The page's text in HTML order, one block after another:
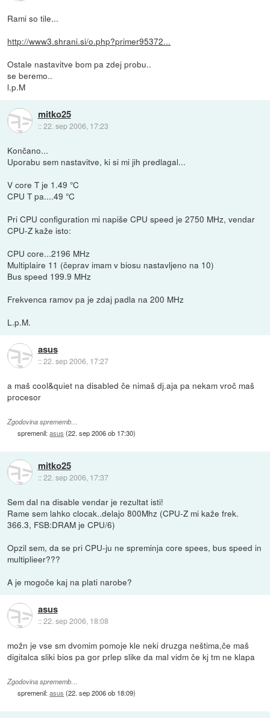
Rami so tile...
http://www3.shrani.si/o.php?primer95372...
Ostale nastavitve bom pa zdej probu..
se beremo..
l.p.M
mitko25
::22. sep 2006, 17:23
Končano...
Uporabu sem nastavitve, ki si mi jih predlagal...
V core T je 1.49 °C
CPU T pa....49 °C
Pri CPU configuration mi napiše CPU speed je 2750 MHz, vendar
CPU-Z kaže isto:
CPU core...2196 MHz
Multiplaire 11 (čeprav imam v biosu nastavljeno na 10)
Bus speed 199.9 MHz
Frekvenca ramov pa je zdaj padla na 200 MHz
L.p.M.
asus
::22. sep 2006, 17:27
a maš cool&quiet na disabled če nimaš dj.aja pa nekam vroč maš
procesor
Zgodovina sprememb…
spremenil:asus (22. sep 2006 ob 17:30)
mitko25
::22. sep 2006, 17:37
Sem dal na disable vendar je rezultat isti!
Rame sem lahko clocak..delajo 800Mhz (CPU-Z mi kaže frek.
366.3, FSB:DRAM je CPU/6)
Opzil sem, da se pri CPU-ju ne spreminja core spees, bus speed in
multiplieer???
A je mogoče kaj na plati narobe?
asus
::22. sep 2006, 18:08
možn je vse sm dvomim pomoje kle neki druzga neštima,če maš
digitalca sliki bios pa gor prlep slike da mal vidm če kj tm ne klapa
Zgodovina sprememb…
spremenil:asus (22. sep 2006 ob 18:09)